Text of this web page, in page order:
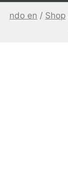
ndo en / Shop